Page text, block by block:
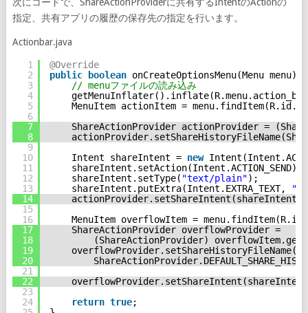
指定、共有アプリの履歴の保存先の指定を行います。
Actionbar.java
1
2
3
4
5
6
7
8
9
10
11
12
13
14
15
16
17
18
19
20
21
22
23
24
@Override
public
boolean onCreateOptionsMenu(Menu menu) {
// menuファイルの読み込み
MenuItem actionItem =
ShareActionProvider actionProvider =
Intent shareIntent = new
shareIntent.setAction(Intent.ACTION_SEND);
shareIntent.setType( "text/plain");
shareIntent.putExtra(Intent.EXTRA_TEXT,
actionProvider.setShareIntent(shareIntent);
MenuItem overflowItem =
ShareActionProvider overflowProvider =
(ShareActionProvider)
overflowProvider.setShareHistoryFileName(
return true;